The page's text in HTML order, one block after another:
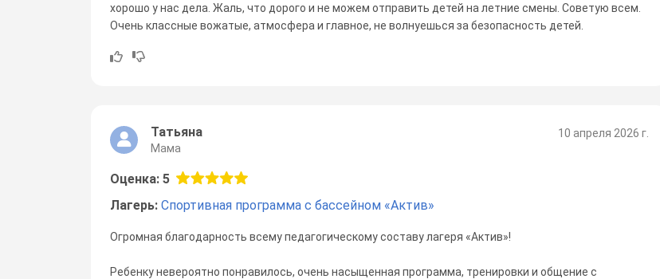
хорошо у нас дела. Жаль, что дорого и не можем отправить детей на летние смены. Советую всем.
Очень классные вожатые, атмосфера и главное, не волнуешься за безопасность детей.
10 апреля 2026 г.
Татьяна
Мама
Оценка: 5
Лагерь: Спортивная программа с бассейном «Актив»
Огромная благодарность всему педагогическому составу лагеря «Актив»!
Ребенку невероятно понравилось, очень насыщенная программа, тренировки и общение с